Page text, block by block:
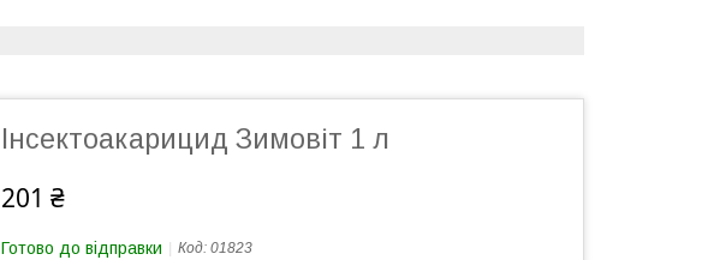
Інсектоакарицид Зимовіт 1 л
201 ₴
Готово до відправки Код: 01823